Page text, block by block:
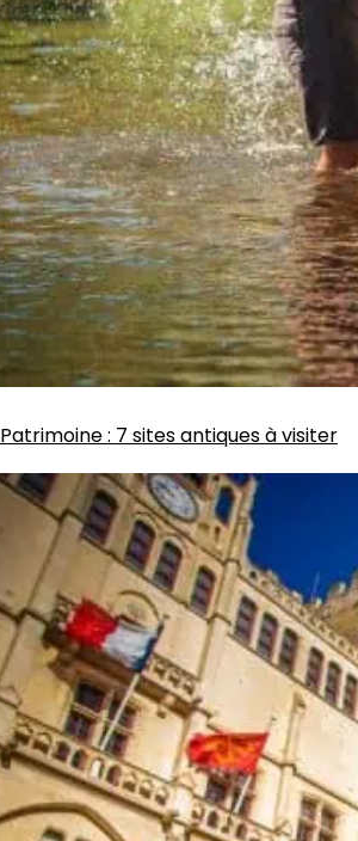
Patrimoine: 7 sites antiques à visiter